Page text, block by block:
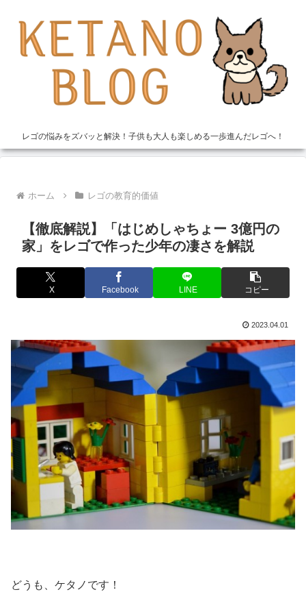
レゴの悩みをズバッと解決！子供も大人も楽しめる一歩進んだレゴへ！
ホーム レゴの教育的価値
【徹底解説】「はじめしゃちょー 3億円の
家」をレゴで作った少年の凄さを解説
X Facebook LINE コピー
2023.04.01
どうも、ケタノです！